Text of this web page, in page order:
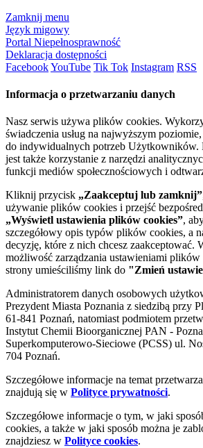
Zamknij menu
Język migowy
Portal Niepełnosprawność
Deklaracja dostępności
FacebookYouTube Tik Tok Instagram RSS
Informacja o przetwarzaniu danych
Nasz serwis używa plików cookies.
świadczenia usług na najwyższym
do indywidualnych potrzeb Użytkowników.
jest także korzystanie z narzędzi
funkcji mediów społecznościowych i
Kliknij przycisk „Zaakceptuj lub zamknij”
używanie plików cookies i przejść
„Wyświetl ustawienia plików cookies”,
szczegółowy opis typów plików cookies, a
decyzję, które z nich chcesz zaakceptować.
możliwość zarządzania ustawieniami plików
strony umieściliśmy link do "Zmień
Administratorem danych osobowych
Prezydent Miasta Poznania z siedzibą przy
61-841 Poznań, natomiast podmiotem
Instytut Chemii Bioorganicznej PAN -
Superkomputerowo-Sieciowe (PCSS) ul.
704 Poznań.
Szczegółowe informacje na temat
znajdują się w Polityce prywatności.
Szczegółowe informacje o tym, w jaki
cookies, a także w jaki sposób można je
znajdziesz w Polityce cookies.